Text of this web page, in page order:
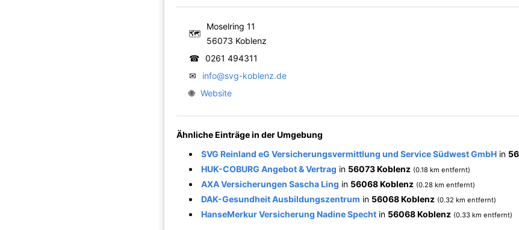
🗺
Moselring 11
56073 Koblenz
☎ 0261 494311
✉
info@svg-koblenz.de
🌐 Website
Ähnliche Einträge in der Umgebung
SVG Reinland eG Versicherungsvermittlung und Service Südwest GmbH in
HUK-COBURG Angebot & Vertrag in 56073 Koblenz (0.18 km entfernt)
AXA Versicherungen Sascha Ling in 56068 Koblenz (0.28 km entfernt)
DAK-Gesundheit Ausbildungszentrum in 56068 Koblenz (0.32 km entfernt)
HanseMerkur Versicherung Nadine Specht in 56068 Koblenz (0.33 km entfernt)